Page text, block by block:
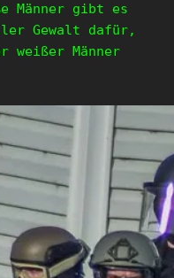
Männer gibt es
Gewalt dafür,
weißer Männer